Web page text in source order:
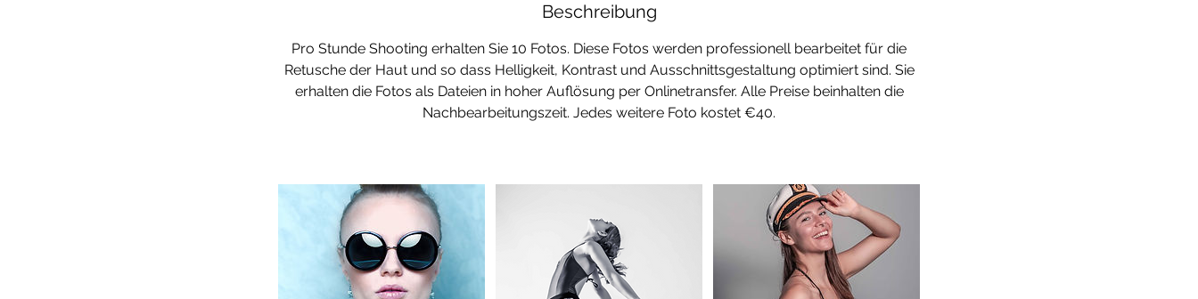
Beschreibung
Pro Stunde Shooting erhalten Sie 10 Fotos. Diese Fotos werden professionell bearbeitet für die
Retusche der Haut und so dass Helligkeit, Kontrast und Ausschnittsgestaltung optimiert sind. Sie
erhalten die Fotos als Dateien in hoher Auflösung per Onlinetransfer. Alle Preise beinhalten die
Nachbearbeitungszeit. Jedes weitere Foto kostet €40.